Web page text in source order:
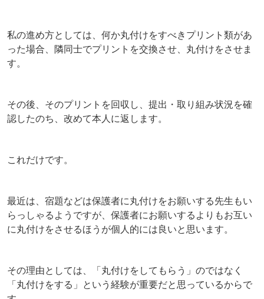
私の進め方としては、何か丸付けをすべきプリント類があ
った場合、隣同士でプリントを交換させ、丸付けをさせま
す。
その後、そのプリントを回収し、提出・取り組み状況を確
認したのち、改めて本人に返します。
これだけです。
最近は、宿題などは保護者に丸付けをお願いする先生もい
らっしゃるようですが、保護者にお願いするよりもお互い
に丸付けをさせるほうが個人的には良いと思います。
その理由としては、「丸付けをしてもらう」のではなく
「丸付けをする」という経験が重要だと思っているからで